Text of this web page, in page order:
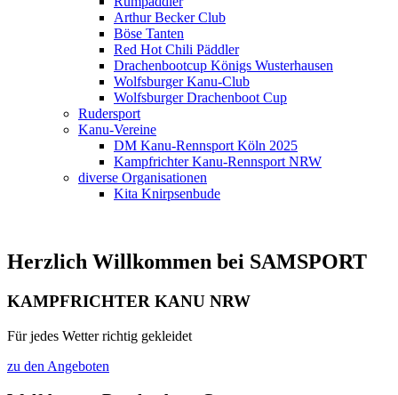
Arthur Becker Club
Böse Tanten
Red Hot Chili Päddler
Drachenbootcup Königs Wusterhausen
Wolfsburger Kanu-Club
Wolfsburger Drachenboot Cup
Rudersport
Kanu-Vereine
DM Kanu-Rennsport Köln 2025
Kampfrichter Kanu-Rennsport NRW
diverse Organisationen
Kita Knirpsenbude
Herzlich Willkommen bei SAMSPORT
KAMPFRICHTER KANU NRW
Für jedes Wetter richtig gekleidet
zu den Angeboten